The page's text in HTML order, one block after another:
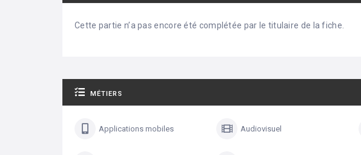
Cette partie n’a pas encore été complétée par le titulaire de la fiche.
MÉTIERS
Applications mobiles Audiovisuel